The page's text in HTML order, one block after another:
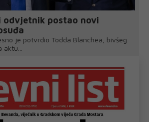
odvjetnik postao novi
je potvrdio Todda Blanchea, bivšeg
aktu...